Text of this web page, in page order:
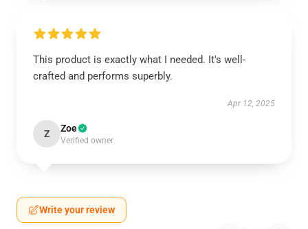
This product is exactly what I needed. It's well-
crafted and performs superbly.
Apr 12, 2025
Z Zoe
Verified owner
Write your review